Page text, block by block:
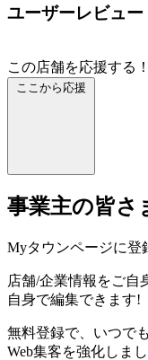
ユーザーレビュー
この店舗を応援する！
ここから応援
事業主の皆さ
Myタウンページに登
店舗/企業情報をご自
自身で編集できます!
無料登録で、いつで
Web集客を強化しまし